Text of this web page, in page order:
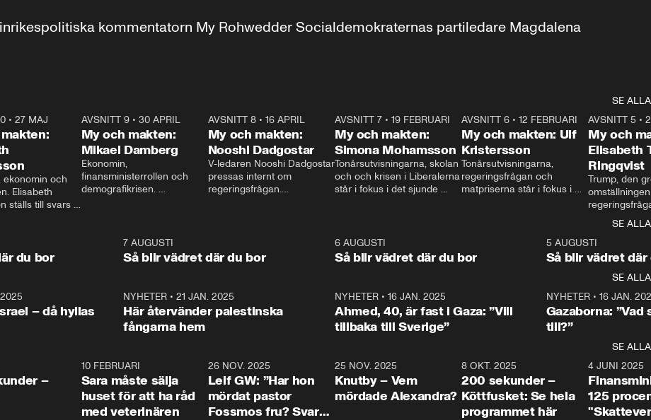
kommentatorn My Rohwedder Socialdemokraternas partiledare Magdalena
SE ALLA
•27 MAJ
ekonomin och
Elisabeth
ställs till svars
AVSNITT 9• 30 APRIL
My och makten:
Mikael Damberg
Ekonomin,
finansministerrollen och
demografikrisen.
och Makten.
AVSNITT 8• 16 APRIL
My och makten:
Nooshi Dadgostar
V-ledaren Nooshi Dadgostar
pressas internt om
regeringsfrågan.
– Vi ställer upp i val. Ska vi
vara med så sitter vi förstås
24:30
AVSNITT 7• 19 FEBRUARI
My och makten:
Simona Mohamsson
Tonårsutvisningarna, skolan
och och krisen i Liberalerna
står i fokus i det sjunde
kommentator My
Rohwedder ställer
utbildnings- och
Mohamsson till svars.
27:30
AVSNITT 6 •12 FEBRUARI
My och makten: Ulf
Kristersson
Tonårsutvisningarna,
regeringsfrågan och
matpriserna står i fokus i
Rohwedder ställer
statsminister Ulf Kristersson
AVSNITT 5 •
My och
Elisabeth
Ringqvist
Trump, den
centrum i
avsnittet av
Makten”. Se
Aftonbladets
Rohwedder
Thand Ring
SE ALLA
1:06
du bor
7 AUGUSTI
Så blir vädret där du bor
6 AUGUSTI
Så blir vädret där du bor
5 AUGUSTI
Så blir vädret där
SE ALLA
– då hyllas
NYHETER •21 JAN. 2025
Här återvänder palestinska
fångarna hem
NYHETER• 16 JAN. 2025
Ahmed, 40, är fast i Gaza: ”Vill
tillbaka till Sverige”
NYHETER• 16 JAN.
Gazaborna:
till?”
SE ALLA
–
10 FEBRUARI
Sara måste sälja
huset för att ha råd
med veterinären
26 NOV. 2025
Leif GW: ”Har hon
mördat pastor
Fossmos fru? Svar
31:05
25 NOV. 2025
Knutby – Vem
mördade Alexandra?
4:29
8 OKT. 2025
200 sekunder –
Köttfusket: Se hela
programmet här
4 JUNI 2025
125